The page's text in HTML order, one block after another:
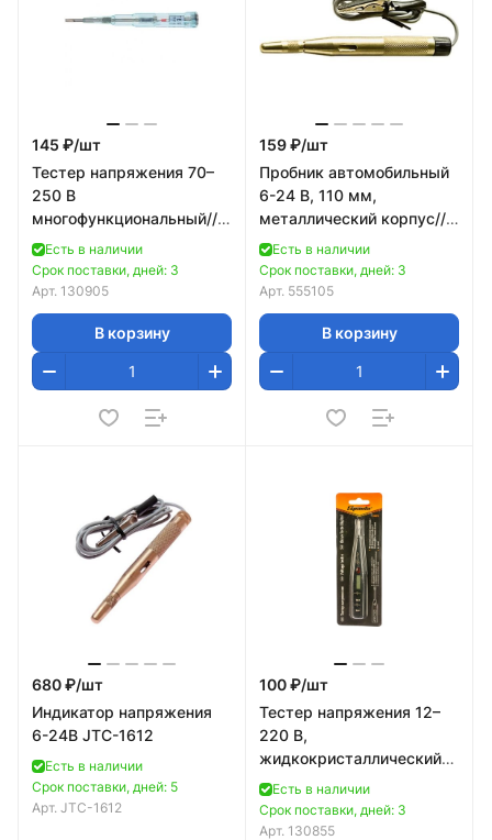
145 ₽/шт
Тестер напряжения 70–
250 В
многофункциональный//
Sparta
Есть в наличии
Срок поставки, дней: 3
Арт. 130905
В корзину
159 ₽/шт
Пробник автомобильный
6-24 В, 110 мм,
металлический корпус//
Sparta
Есть в наличии
Срок поставки, дней: 3
Арт. 555105
В корзину
680 ₽/шт
Индикатор напряжения
6-24В JTC-1612
Есть в наличии
Срок поставки, дней: 5
Арт. JTC-1612
100 ₽/шт
Тестер напряжения 12–
220 В,
жидкокристаллический
дисплей с неоновой
лампочкой// Sparta
Есть в наличии
Срок поставки, дней: 3
Арт. 130855